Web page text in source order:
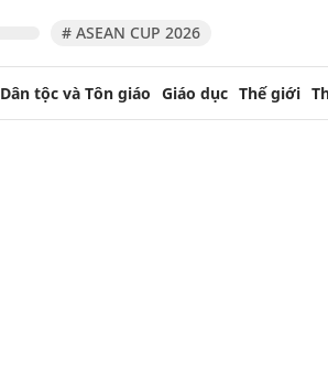
# ASEAN CUP 2026
Dân tộc và Tôn giáo Giáo dục Thế giới